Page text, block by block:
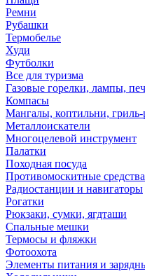
Ремни
Рубашки
Термобелье
Худи
Футболки
Все для туризма
Газовые горелки, лампы,
Компасы
Мангалы, коптильни, гриль-
Металлоискатели
Многоцелевой инструмент
Палатки
Походная посуда
Противомоскитные средства
Радиостанции и навигаторы
Рогатки
Рюкзаки, сумки, ягдташи
Спальные мешки
Термосы и фляжки
Фотоохота
Элементы питания и